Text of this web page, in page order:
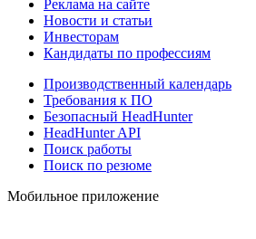
Реклама на сайте
Новости и статьи
Инвесторам
Кандидаты по профессиям
Производственный календарь
Требования к ПО
Безопасный HeadHunter
HeadHunter API
Поиск работы
Поиск по резюме
Мобильное приложение